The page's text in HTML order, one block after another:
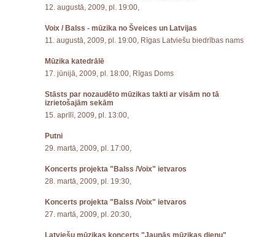
12. augustā, 2009, pl. 19:00,
Voix / Balss - mūzika no Šveices un Latvijas
11. augustā, 2009, pl. 19:00, Rīgas Latviešu biedrības nams
Mūzika katedrālē
17. jūnijā, 2009, pl. 18:00, Rīgas Doms
Stāsts par nozaudēto mūzikas takti ar visām no tā
izrietošajām sekām
15. aprīlī, 2009, pl. 13:00,
Putni
29. martā, 2009, pl. 17:00,
Koncerts projekta "Balss /Voix" ietvaros
28. martā, 2009, pl. 19:30,
Koncerts projekta "Balss /Voix" ietvaros
27. martā, 2009, pl. 20:30,
Latviešu mūzikas koncerts "Jaunās mūzikas dienu"